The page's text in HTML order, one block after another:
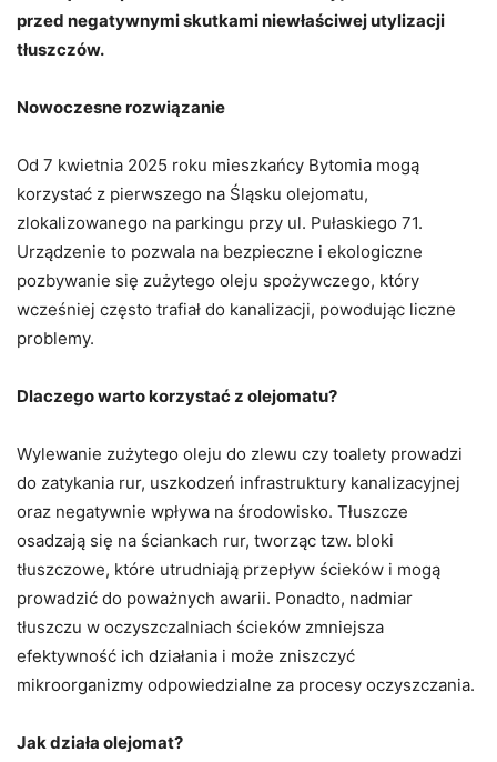
przed negatywnymi skutkami niewłaściwej utylizacji
tłuszczów.
Nowoczesne rozwiązanie
Od 7 kwietnia 2025 roku mieszkańcy Bytomia mogą
korzystać z pierwszego na Śląsku olejomatu,
zlokalizowanego na parkingu przy ul. Pułaskiego 71.
Urządzenie to pozwala na bezpieczne i ekologiczne
pozbywanie się zużytego oleju spożywczego, który
wcześniej często trafiał do kanalizacji, powodując liczne
problemy.​
Dlaczego warto korzystać z olejomatu?
Wylewanie zużytego oleju do zlewu czy toalety prowadzi
do zatykania rur, uszkodzeń infrastruktury kanalizacyjnej
oraz negatywnie wpływa na środowisko. Tłuszcze
osadzają się na ściankach rur, tworząc tzw. bloki
tłuszczowe, które utrudniają przepływ ścieków i mogą
prowadzić do poważnych awarii. Ponadto, nadmiar
tłuszczu w oczyszczalniach ścieków zmniejsza
efektywność ich działania i może zniszczyć
mikroorganizmy odpowiedzialne za procesy oczyszczania.
Jak działa olejomat?